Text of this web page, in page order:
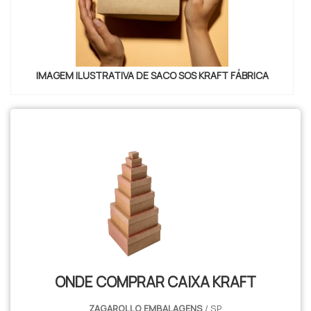
para a Karpel Papel e Embalagens ter se tornado
destaque quando pensamos em uma empresa que
entrega confiança e produtos de qualidade. Alguns
desses motivos são: Atendimento personalizado;
Profissionais com vasta experiência na área de
Diversas opções de pagamento disponíveis;
SEGMENTOSomente na Karpel Papel e Embalagens
sempre tem a solução mais buscada na área de
venda de caixa de papelão. São opções variadas que
a empresa oferece, como caixas personalizadas e
caixão de papelão simples.É uma empresa
comprometida com seus serviços e que preza pela
escritório de alta qualidade onde são realizadas as
atividades e laboratório próprio para controle de
IMAGEM ILUSTRATIVA DE SACO SOS KRAFT FÁBRICA
ONDE COMPRAR CAIXA KRAFT
ZAGAROLLO EMBALAGENS / SP